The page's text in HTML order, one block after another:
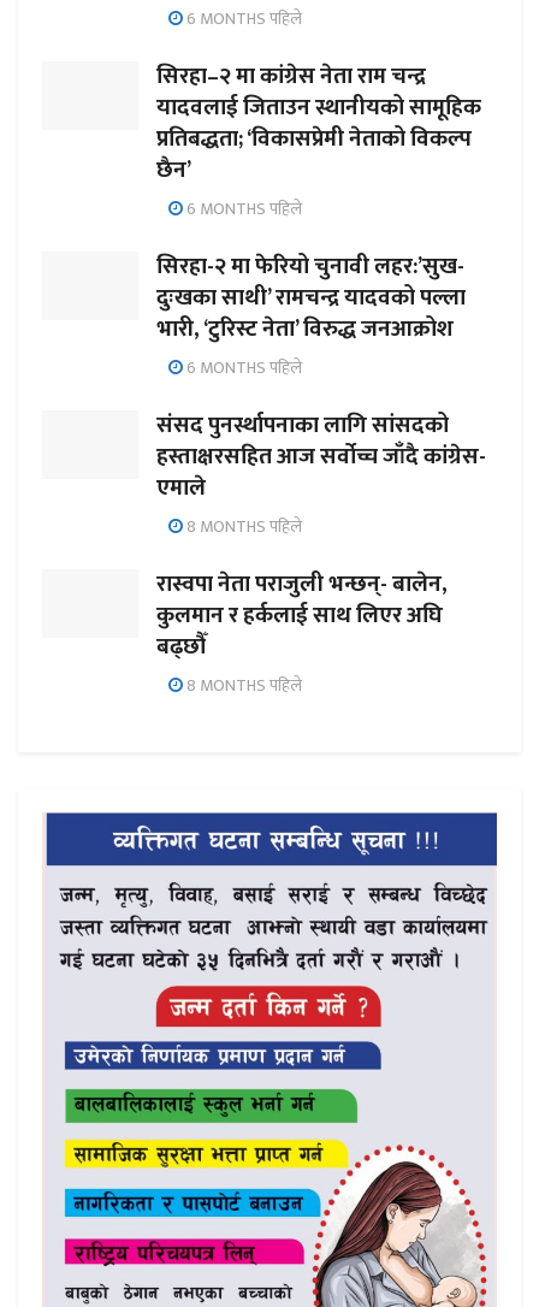
6 MONTHS पहिले
सिरहा–२ मा कांग्रेस नेता राम चन्द्र
यादवलाई जिताउन स्थानीयको सामूहिक
प्रतिबद्धता; ‘विकासप्रेमी नेताको विकल्प
छैन’
6 MONTHS पहिले
सिरहा-२ मा फेरियो चुनावी लहर:’सुख-
दुःखका साथी’ रामचन्द्र यादवको पल्ला
भारी, ‘टुरिस्ट नेता’ विरुद्ध जनआक्रोश
6 MONTHS पहिले
संसद पुनर्स्थापनाका लागि सांसदको
हस्ताक्षरसहित आज सर्वोच्च जाँदै कांग्रेस-
एमाले
8 MONTHS पहिले
रास्वपा नेता पराजुली भन्छन्- बालेन,
कुलमान र हर्कलाई साथ लिएर अघि
बढ्छौँ
8 MONTHS पहिले